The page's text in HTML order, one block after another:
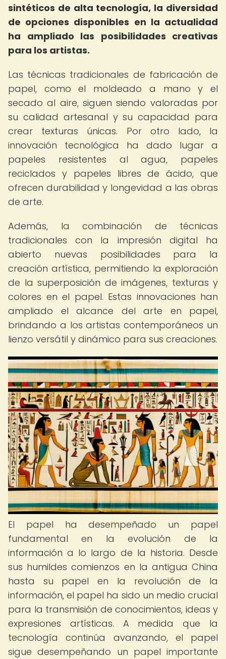
sintéticos de alta tecnología, la diversidad
de opciones disponibles en la actualidad
ha ampliado las posibilidades creativas
para los artistas.
Las técnicas tradicionales de fabricación de
papel, como el moldeado a mano y el
secado al aire, siguen siendo valoradas por
su calidad artesanal y su capacidad para
crear texturas únicas. Por otro lado, la
innovación tecnológica ha dado lugar a
papeles resistentes al agua, papeles
reciclados y papeles libres de ácido, que
ofrecen durabilidad y longevidad a las obras
de arte.
Además, la combinación de técnicas
tradicionales con la impresión digital ha
abierto nuevas posibilidades para la
creación artística, permitiendo la exploración
de la superposición de imágenes, texturas y
colores en el papel. Estas innovaciones han
ampliado el alcance del arte en papel,
brindando a los artistas contemporáneos un
lienzo versátil y dinámico para sus creaciones.
El papel ha desempeñado un papel
fundamental en la evolución de la
información a lo largo de la historia. Desde
sus humildes comienzos en la antigua China
hasta su papel en la revolución de la
información, el papel ha sido un medio crucial
para la transmisión de conocimientos, ideas y
expresiones artísticas. A medida que la
tecnología continúa avanzando, el papel
sigue desempeñando un papel importante